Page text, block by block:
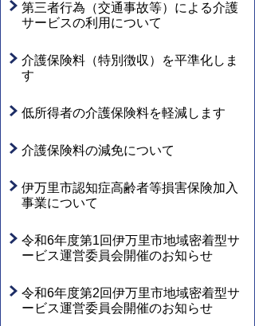
第三者行為（交通事故等）による介護
サービスの利用について
介護保険料（特別徴収）を平準化しま
す
低所得者の介護保険料を軽減します
介護保険料の減免について
伊万里市認知症高齢者等損害保険加入
事業について
令和6年度第1回伊万里市地域密着型サ
ービス運営委員会開催のお知らせ
令和6年度第2回伊万里市地域密着型サ
ービス運営委員会開催のお知らせ